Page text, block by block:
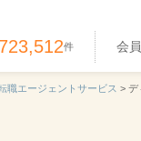
723,512件 会
職エージェントサービス > デ